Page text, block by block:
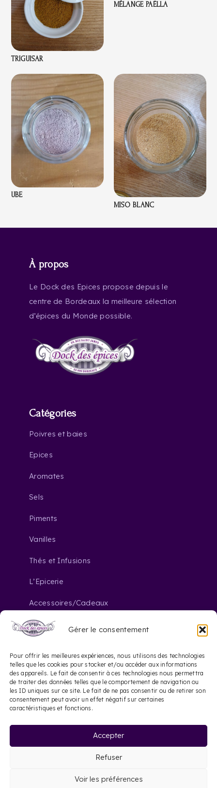
Gérer le consentement
Pour offrir les meilleures expériences, nous utilisons des technologies
telles que les cookies pour stocker et/ou accéder aux informations
des appareils. Le fait de consentir à ces technologies nous permettra
de traiter des données telles que le comportement de navigation ou
les ID uniques sur ce site. Le fait de ne pas consentir ou de retirer son
consentement peut avoir un effet négatif sur certaines
caractéristiques et fonctions.
Accepter
Refuser
Voir les préférences
TRIGUISAR
MÉLANGE PAËLLA
UBE
MISO BLANC
À propos
Le Dock des Epices propose depuis le
centre de Bordeaux la meilleure sélection
d’épices du Monde possible.
Catégories
Poivres et baies
Epices
Aromates
Sels
Piments
Vanilles
Thés et Infusions
L’Epicerie
Accessoires/Cadeaux
Nous contacter
mail_outline contact@dockdesepices.com
phone 05 56 44 41 57
2026 Dock des épices |